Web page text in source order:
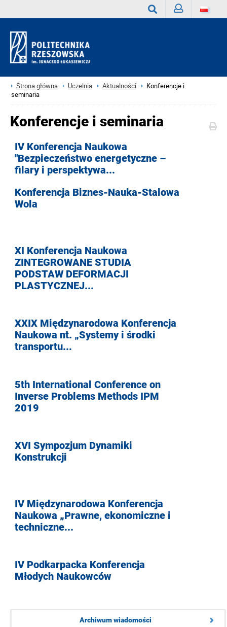
Strona główna Uczelnia Aktualności
Konferencje i
seminaria
Konferencje i seminaria
IV Konferencja Naukowa
"Bezpieczeństwo energetyczne –
filary i perspektywa...
Konferencja Biznes-Nauka-Stalowa
Wola
XI Konferencja Naukowa
ZINTEGROWANE STUDIA
PODSTAW DEFORMACJI
PLASTYCZNEJ...
XXIX Międzynarodowa Konferencja
Naukowa nt. „Systemy i środki
transportu...
5th International Conference on
Inverse Problems Methods IPM
2019
XVI Sympozjum Dynamiki
Konstrukcji
IV Międzynarodowa Konferencja
Naukowa „Prawne, ekonomiczne i
techniczne...
IV Podkarpacka Konferencja
Młodych Naukowców
Archiwum wiadomości